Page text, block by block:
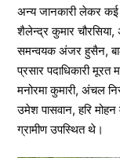
अन्य जानकारी लेकर कई
शैलेन्द्र कुमार चौरसिया,
समन्वयक अंजर हुसैन, बाल
प्रसार पदाधिकारी मूरत
मनोरमा कुमारी, अंचल
उमेश पासवान, हरि
ग्रामीण उपस्थित थे।